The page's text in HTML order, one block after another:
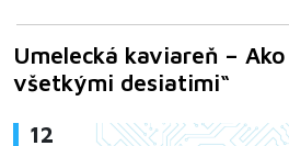
Umelecká kaviareň –
všetkými desiatimi“
12